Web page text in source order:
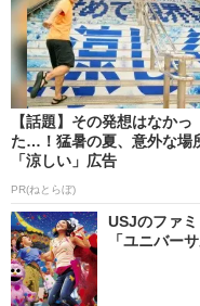
【話題】その発想はなかっ
た…！猛暑の夏、意外な場
「涼しい」広告
PR(ねとらぼ)
USJのファ
「ユニバー